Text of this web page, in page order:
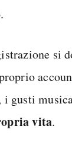
si
i gusti
vita.